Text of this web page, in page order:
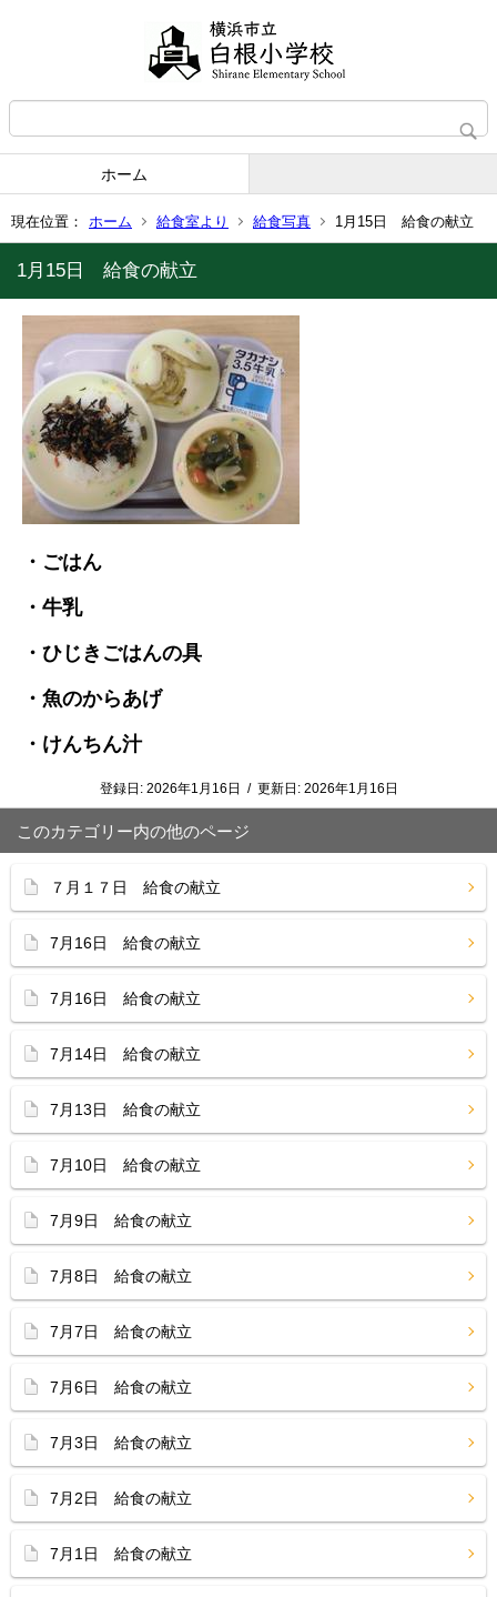
ホーム
現在位置： ホーム 給食室より 給食写真 1月15日 給食の献立
1月15日 給食の献立
・ごはん
・牛乳
・ひじきごはんの具
・魚のからあげ
・けんちん汁
登録日: 2026年1月16日 / 更新日: 2026年1月16日
このカテゴリー内の他のページ
７月１７日 給食の献立
7月16日 給食の献立
7月16日 給食の献立
7月14日 給食の献立
7月13日 給食の献立
7月10日 給食の献立
7月9日 給食の献立
7月8日 給食の献立
7月7日 給食の献立
7月6日 給食の献立
7月3日 給食の献立
7月2日 給食の献立
7月1日 給食の献立